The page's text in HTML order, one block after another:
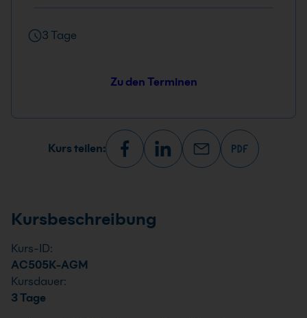
3 Tage
Zu den Terminen
Kurs teilen:
Kursbeschreibung
Kurs-ID:
AC505K-AGM
Kursdauer:
3 Tage